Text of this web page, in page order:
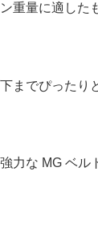
重量に適した
までぴったり
力な MG ベル